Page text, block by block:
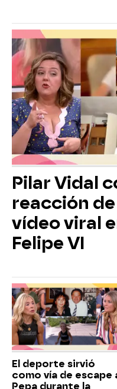
Pilar Vidal
reacción de
vídeo viral
Felipe VI
El deporte sirvió
como vía de escape
Pepa durante la